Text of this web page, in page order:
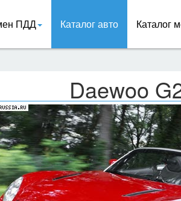
ПДД Каталог авто Каталог
Daewoo